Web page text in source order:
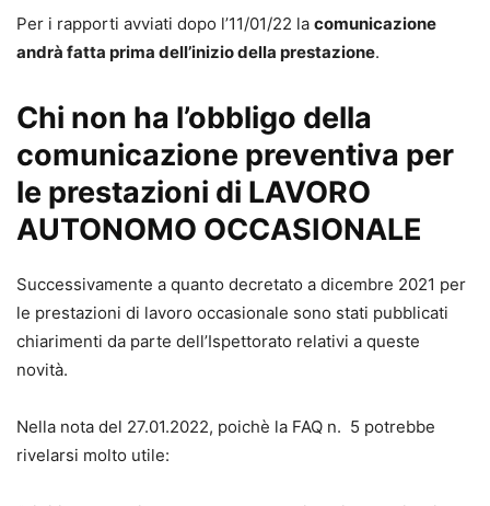
Per i rapporti avviati dopo l’11/01/22 la comunicazione
andrà fatta prima dell’inizio della prestazione.
Chi non ha l’obbligo della
comunicazione preventiva per
le prestazioni di LAVORO
AUTONOMO OCCASIONALE
Successivamente a quanto decretato a dicembre 2021 per
le prestazioni di lavoro occasionale sono stati pubblicati
chiarimenti da parte dell’Ispettorato relativi a queste
novità.
Nella nota del 27.01.2022, poichè la FAQ n. 5 potrebbe
rivelarsi molto utile: